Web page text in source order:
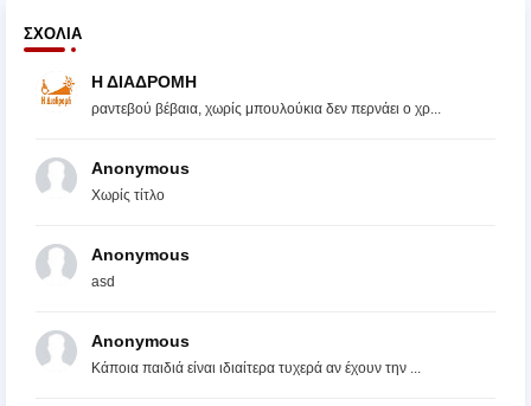
ΣΧΌΛΙΑ
Η ΔΙΑΔΡΟΜΗ
ραντεβού βέβαια, χωρίς μπουλούκια δεν περνάει ο χρ...
Anonymous
Χωρίς τίτλο
Anonymous
asd
Anonymous
Κάποια παιδιά είναι ιδιαίτερα τυχερά αν έχουν την ...